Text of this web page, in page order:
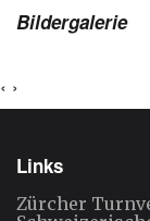
Bildergalerie
‹ ›
Links
Zürcher